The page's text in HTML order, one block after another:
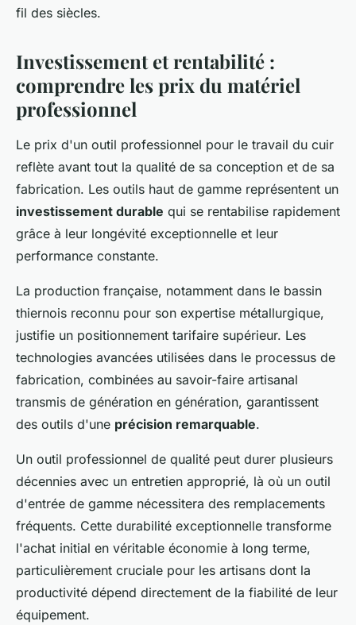
fil des siècles.
Investissement et rentabilité :
comprendre les prix du matériel
professionnel
Le prix d'un outil professionnel pour le travail du cuir
reflète avant tout la qualité de sa conception et de sa
fabrication. Les outils haut de gamme représentent un
investissement durable qui se rentabilise rapidement
grâce à leur longévité exceptionnelle et leur
performance constante.
La production française, notamment dans le bassin
thiernois reconnu pour son expertise métallurgique,
justifie un positionnement tarifaire supérieur. Les
technologies avancées utilisées dans le processus de
fabrication, combinées au savoir-faire artisanal
transmis de génération en génération, garantissent
des outils d'une précision remarquable.
Un outil professionnel de qualité peut durer plusieurs
décennies avec un entretien approprié, là où un outil
d'entrée de gamme nécessitera des remplacements
fréquents. Cette durabilité exceptionnelle transforme
l'achat initial en véritable économie à long terme,
particulièrement cruciale pour les artisans dont la
productivité dépend directement de la fiabilité de leur
équipement.